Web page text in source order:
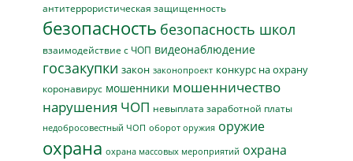
антитеррористическая защищенность
безопасность безопасность школ
взаимодействие с ЧОП видеонаблюдение
госзакупки закон законопроект конкурс на охрану
коронавирус мошенники мошенничество
нарушения ЧОП невыплата заработной платы
недобросовестный ЧОП оборот оружия оружие
охрана охрана массовых мероприятий охрана